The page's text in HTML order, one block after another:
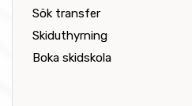
Sök transfer
Skiduthyrning
Boka skidskola